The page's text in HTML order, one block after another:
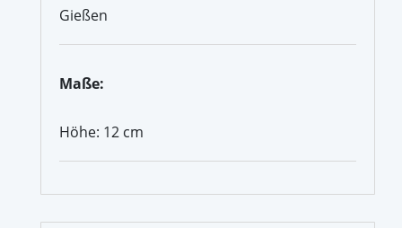
Gießen
Maße:
Höhe: 12 cm